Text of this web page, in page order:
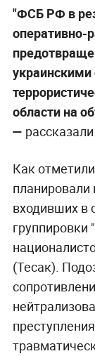
"ФСБ РФ в
оперативно-
области на
—
Как
планировали
входивших в
группировки
(Тесак).